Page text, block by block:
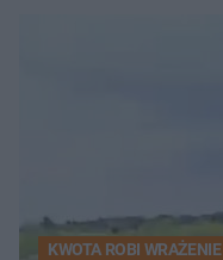
KWOTA ROBI WRAŻENIE